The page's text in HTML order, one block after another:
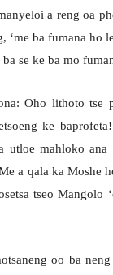
a reng oa
‘me ba fumana ho
se ke ba mo
Oho lithoto tse
ke
utloe mahloko ana
a qala ka Moshe
tseo Mangolo
oo ba